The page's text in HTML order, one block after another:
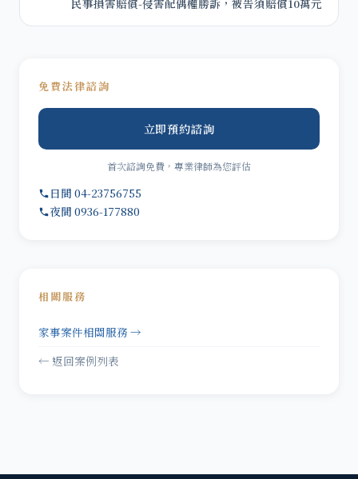
民事損害賠償-侵害配偶權勝訴，被告須賠償10萬元
免費法律諮詢
立即預約諮詢
首次諮詢免費，專業律師為您評估
日間 04-23756755
夜間 0936-177880
相關服務
家事案件相關服務 →
← 返回案例列表